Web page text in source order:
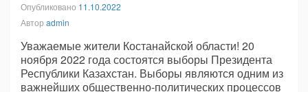
Опубликовано 11.10.2022
Автор admin
Уважаемые жители Костанайской области! 20
ноября 2022 года состоятся выборы Президента
Республики Казахстан. Выборы являются одним из
важнейших общественно-политических процессов